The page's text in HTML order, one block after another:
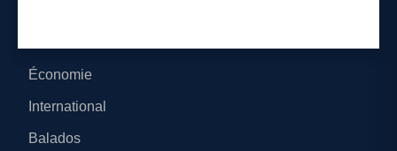
Économie
International
Balados